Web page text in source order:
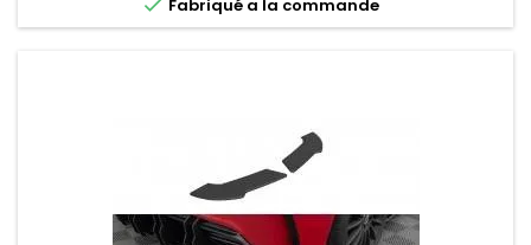
 Fabriqué a la commande